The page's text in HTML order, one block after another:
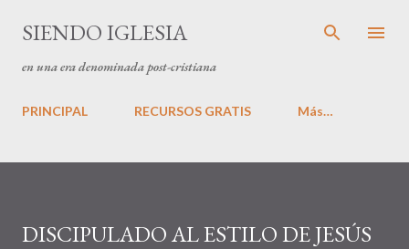
Ir al contenido principal
SIENDO IGLESIA
en una era denominada post-cristiana
PRINCIPAL RECURSOS GRATIS Más…
DISCIPULADO AL ESTILO DE JESÚS